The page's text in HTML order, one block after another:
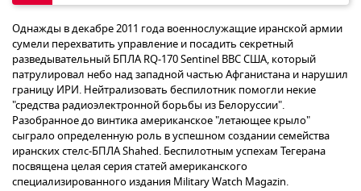
Однажды в декабре 2011 года военнослужащие иранской армии
сумели перехватить управление и посадить секретный
разведывательный БПЛА RQ-170 Sentinel ВВС США, который
патрулировал небо над западной частью Афганистана и нарушил
границу ИРИ. Нейтрализовать беспилотник помогли некие
"средства радиоэлектронной борьбы из Белоруссии".
Разобранное до винтика американское "летающее крыло"
сыграло определенную роль в успешном создании семейства
иранских стелс-БПЛА Shahed. Беспилотным успехам Тегерана
посвящена целая серия статей американского
специализированного издания Military Watch Magazin.